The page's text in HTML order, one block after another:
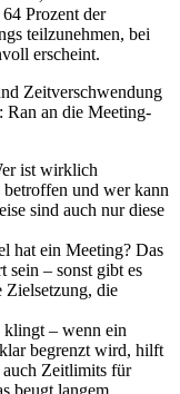
Prozent der
teilzunehmen, bei
erscheint.
Zeitverschwendung
Ran an die Meeting-
ist wirklich
und wer kann
sind auch nur diese
hat ein Meeting? Das
sein – sonst gibt es
Zielsetzung, die
klingt – wenn ein
begrenzt wird, hilft
auch Zeitlimits für
beugt langem